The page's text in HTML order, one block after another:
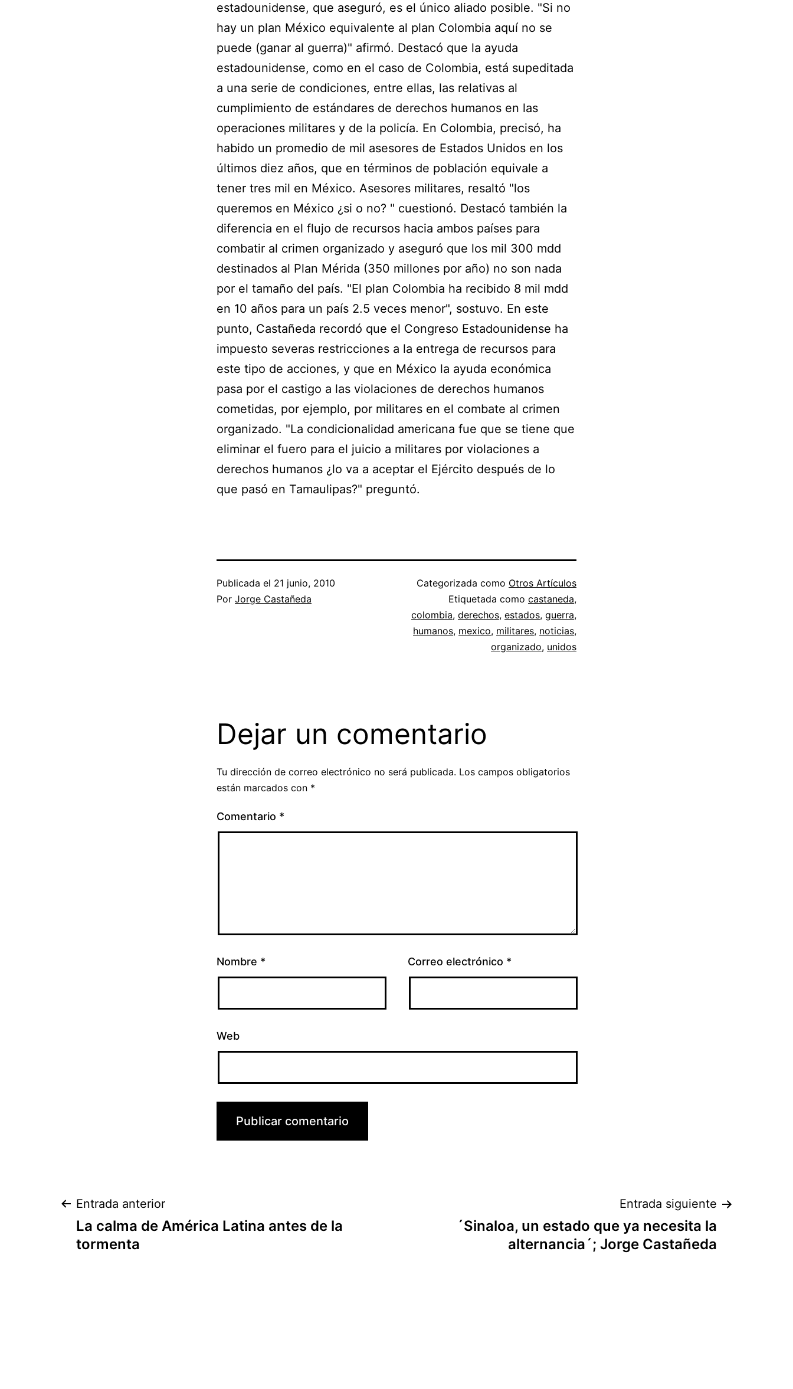
estadounidense, que aseguró, es el único aliado posible. "Si no
hay un plan México equivalente al plan Colombia aquí no se
puede (ganar al guerra)" afirmó. Destacó que la ayuda
estadounidense, como en el caso de Colombia, está supeditada
a una serie de condiciones, entre ellas, las relativas al
cumplimiento de estándares de derechos humanos en las
operaciones militares y de la policía. En Colombia, precisó, ha
habido un promedio de mil asesores de Estados Unidos en los
últimos diez años, que en términos de población equivale a
tener tres mil en México. Asesores militares, resaltó "los
queremos en México ¿si o no? " cuestionó. Destacó también la
diferencia en el flujo de recursos hacia ambos países para
combatir al crimen organizado y aseguró que los mil 300 mdd
destinados al Plan Mérida (350 millones por año) no son nada
por el tamaño del país. "El plan Colombia ha recibido 8 mil mdd
en 10 años para un país 2.5 veces menor", sostuvo. En este
punto, Castañeda recordó que el Congreso Estadounidense ha
impuesto severas restricciones a la entrega de recursos para
este tipo de acciones, y que en México la ayuda económica
pasa por el castigo a las violaciones de derechos humanos
cometidas, por ejemplo, por militares en el combate al crimen
organizado. "La condicionalidad americana fue que se tiene que
eliminar el fuero para el juicio a militares por violaciones a
derechos humanos ¿lo va a aceptar el Ejército después de lo
que pasó en Tamaulipas?" preguntó.
Publicada el 21 junio, 2010
Por Jorge Castañeda
Categorizada como Otros Artículos
Etiquetada como castaneda,
colombia, derechos, estados, guerra,
humanos, mexico, militares, noticias,
organizado, unidos
Dejar un comentario
Tu dirección de correo electrónico no será publicada. Los campos obligatorios
están marcados con *
Comentario *
Nombre * Correo electrónico *
Web
Navegación
de
Entrada anterior
La calma de América Latina antes de la
tormenta
Entrada siguiente
´Sinaloa, un estado que ya necesita la
alternancia´; Jorge Castañeda